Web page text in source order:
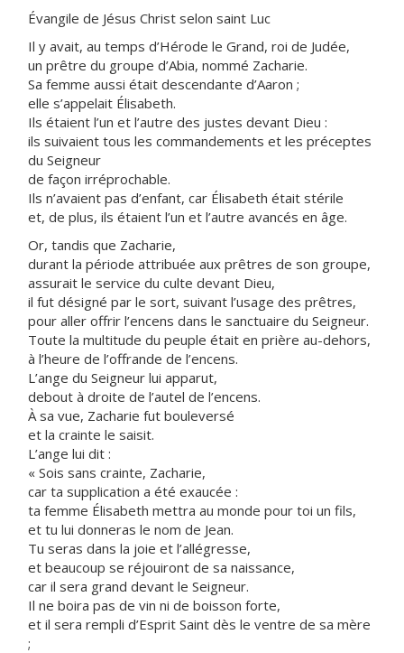
Évangile de Jésus Christ selon saint Luc
Il y avait, au temps d’Hérode le Grand, roi de Judée,
un prêtre du groupe d’Abia, nommé Zacharie.
Sa femme aussi était descendante d’Aaron ;
elle s’appelait Élisabeth.
Ils étaient l’un et l’autre des justes devant Dieu :
ils suivaient tous les commandements et les préceptes
du Seigneur
de façon irréprochable.
Ils n’avaient pas d’enfant, car Élisabeth était stérile
et, de plus, ils étaient l’un et l’autre avancés en âge.
Or, tandis que Zacharie,
durant la période attribuée aux prêtres de son groupe,
assurait le service du culte devant Dieu,
il fut désigné par le sort, suivant l’usage des prêtres,
pour aller offrir l’encens dans le sanctuaire du Seigneur.
Toute la multitude du peuple était en prière au-dehors,
à l’heure de l’offrande de l’encens.
L’ange du Seigneur lui apparut,
debout à droite de l’autel de l’encens.
À sa vue, Zacharie fut bouleversé
et la crainte le saisit.
L’ange lui dit :
« Sois sans crainte, Zacharie,
car ta supplication a été exaucée :
ta femme Élisabeth mettra au monde pour toi un fils,
et tu lui donneras le nom de Jean.
Tu seras dans la joie et l’allégresse,
et beaucoup se réjouiront de sa naissance,
car il sera grand devant le Seigneur.
Il ne boira pas de vin ni de boisson forte,
et il sera rempli d’Esprit Saint dès le ventre de sa mère
;